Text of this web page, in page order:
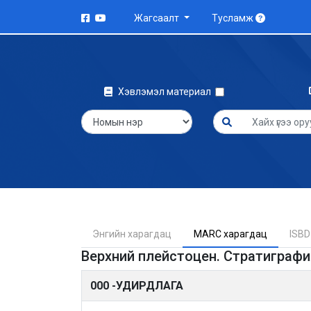
Жагсаалт Тусламж
Хэвлэмэл материал
Энгийн харагдац MARC харагдац
Верхний плейстоцен.
000 -УДИРДЛАГА